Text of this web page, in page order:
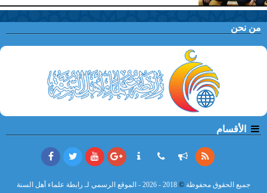
من نحن
الأقسام
جميع الحقوق محفوظة ©